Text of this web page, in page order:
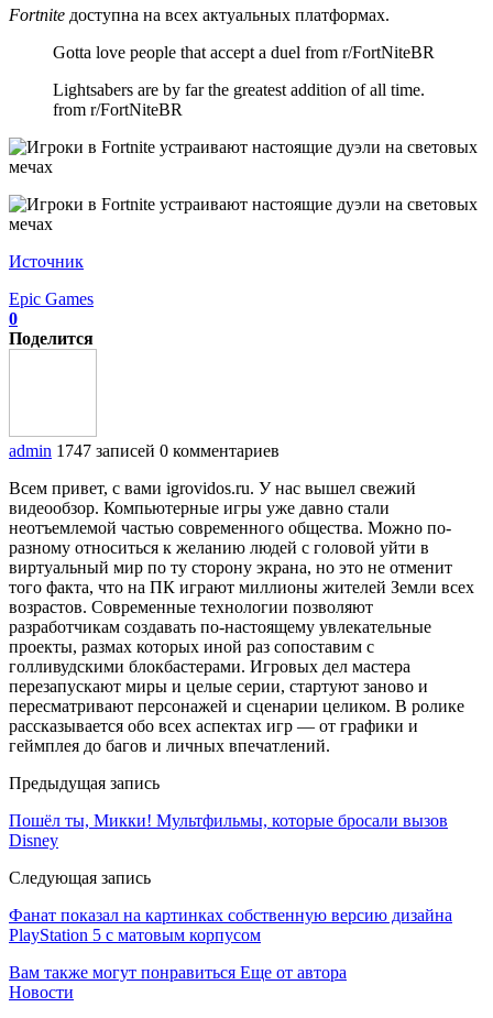
Fortnite доступна на всех актуальных платформах.
Gotta love people that accept a duel from r/FortNiteBR
Lightsabers are by far the greatest addition of all time.
from r/FortNiteBR
Источник
Epic Games
0
Поделится
admin 1747 записей 0 комментариев
Всем привет, с вами igrovidos.ru. У нас вышел свежий
видеообзор. Компьютерные игры уже давно стали
неотъемлемой частью современного общества. Можно по-
разному относиться к желанию людей с головой уйти в
виртуальный мир по ту сторону экрана, но это не отменит
того факта, что на ПК играют миллионы жителей Земли всех
возрастов. Современные технологии позволяют
разработчикам создавать по-настоящему увлекательные
проекты, размах которых иной раз сопоставим с
голливудскими блокбастерами. Игровых дел мастера
перезапускают миры и целые серии, стартуют заново и
пересматривают персонажей и сценарии целиком. В ролике
рассказывается обо всех аспектах игр — от графики и
геймплея до багов и личных впечатлений.
Предыдущая запись
Пошёл ты, Микки! Мультфильмы, которые бросали вызов
Disney
Следующая запись
Фанат показал на картинках собственную версию дизайна
PlayStation 5 с матовым корпусом
Вам также могут понравиться Еще от автора
Новости